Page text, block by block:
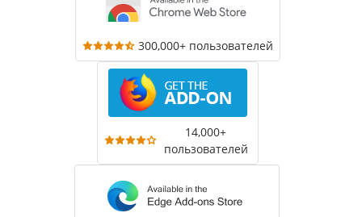
300,000+ пользователей
14,000+
пользователей